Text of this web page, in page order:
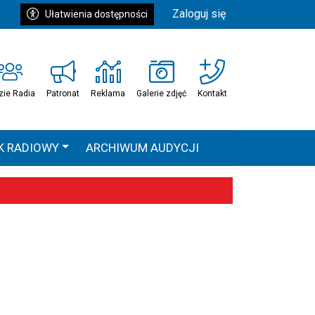
Ułatwienia dostępności Zaloguj się
Radia Patronat Reklama Galerie zdjęć Kontakt
RADIOWY ARCHIWUM AUDYCJI
HEAVEN TOUR